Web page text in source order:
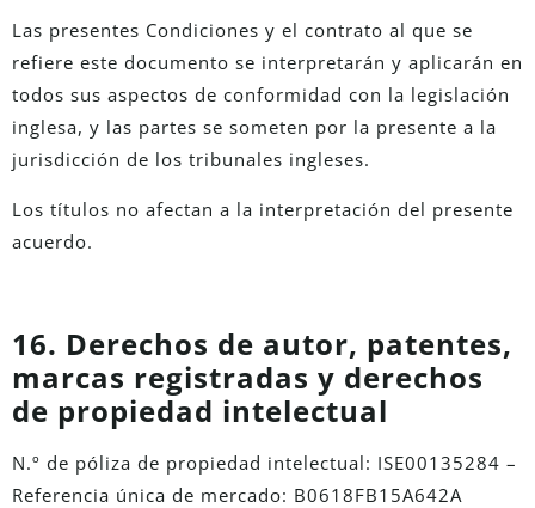
Las presentes Condiciones y el contrato al que se
refiere este documento se interpretarán y aplicarán en
todos sus aspectos de conformidad con la legislación
inglesa, y las partes se someten por la presente a la
jurisdicción de los tribunales ingleses.
Los títulos no afectan a la interpretación del presente
acuerdo.
16. Derechos de autor, patentes,
marcas registradas y derechos
de propiedad intelectual
N.º de póliza de propiedad intelectual: ISE00135284 –
Referencia única de mercado: B0618FB15A642A